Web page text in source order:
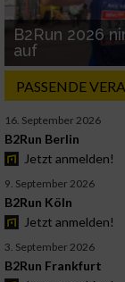
B2Run 2026
auf
PASSENDE
16. September 2026
B2Run Berlin
Jetzt anmelden!
9. September 2026
B2Run Köln
Jetzt anmelden!
3. September 2026
B2Run Frankfurt